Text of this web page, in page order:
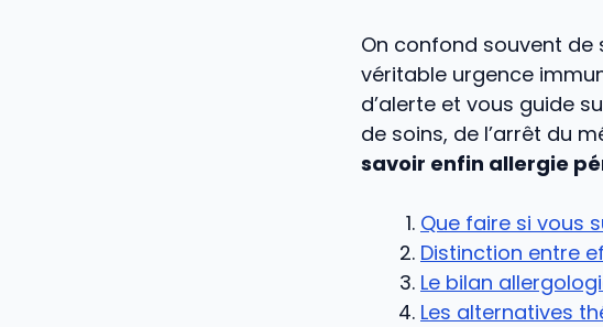
On confond souvent
véritable urgence
d’alerte et vous guide
de soins, de l’arrêt du
savoir enfin allergie
Que faire si vous
Distinction entre
Le bilan
Les alternatives